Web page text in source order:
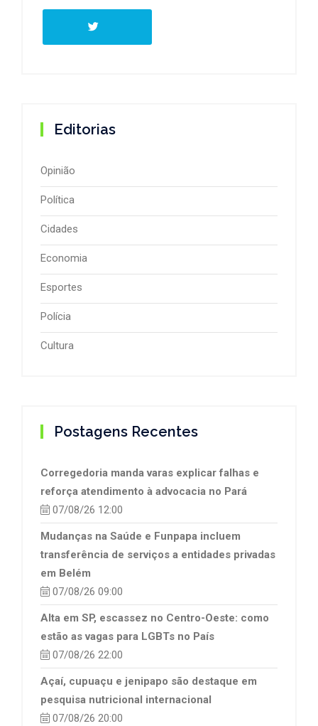
Editorias
Opinião
Política
Cidades
Economia
Esportes
Polícia
Cultura
Postagens Recentes
Corregedoria manda varas explicar falhas e
reforça atendimento à advocacia no Pará
07/08/26 12:00
Mudanças na Saúde e Funpapa incluem
transferência de serviços a entidades privadas
em Belém
07/08/26 09:00
Alta em SP, escassez no Centro-Oeste: como
estão as vagas para LGBTs no País
07/08/26 22:00
Açaí, cupuaçu e jenipapo são destaque em
pesquisa nutricional internacional
07/08/26 20:00